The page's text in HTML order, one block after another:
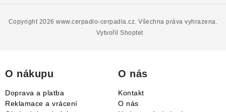
Vytvořil Shoptet
Copyright 2026www.cerpadlo-cerpadla.cz. Všechna práva vyhrazena.
O nákupu
Doprava a platba
Reklamace a vrácení
O nás
Kontakt
O nás